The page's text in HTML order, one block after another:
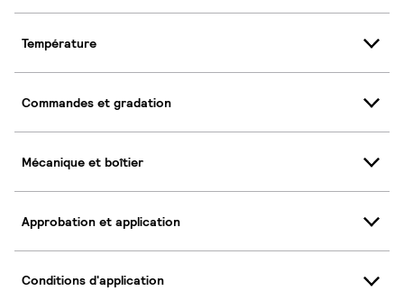
Température
Commandes et gradation
Mécanique et boîtier
Approbation et application
Conditions d'application